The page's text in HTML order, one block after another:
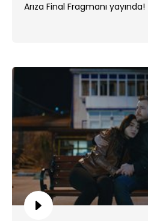
Arıza Final Fragmanı yayında!